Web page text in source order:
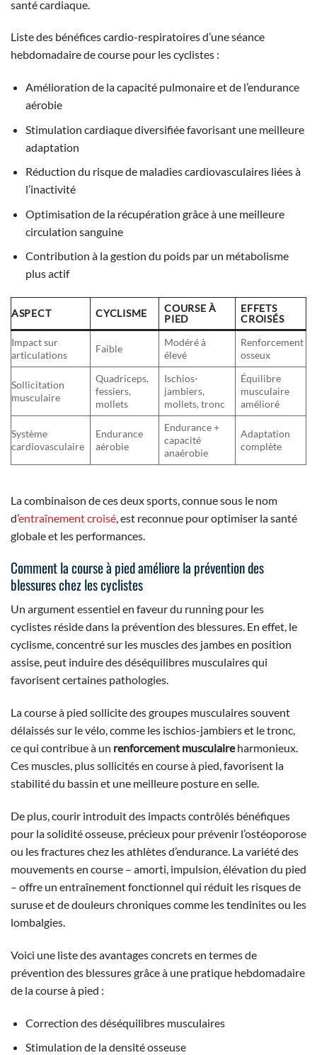
santé cardiaque.
Liste des bénéfices cardio-respiratoires d’une séance
hebdomadaire de course pour les cyclistes :
Amélioration de la capacité pulmonaire et de l’endurance
aérobie
Stimulation cardiaque diversifiée favorisant une meilleure
adaptation
Réduction du risque de maladies cardiovasculaires liées à
l’inactivité
Optimisation de la récupération grâce à une meilleure
circulation sanguine
Contribution à la gestion du poids par un métabolisme
plus actif
ASPECT CYCLISME
COURSE À
PIED
EFFETS
CROISÉS
Impact sur
articulations
Faible
Modéré à
élevé
Renforcement
osseux
Sollicitation
musculaire
Quadriceps,
fessiers,
mollets
Ischios-
jambiers,
mollets, tronc
Équilibre
musculaire
amélioré
Système
cardiovasculaire
Endurance
aérobie
Endurance +
capacité
anaérobie
Adaptation
complète
La combinaison de ces deux sports, connue sous le nom
d’entraînement croisé, est reconnue pour optimiser la santé
globale et les performances.
Comment la course à pied améliore la prévention des
blessures chez les cyclistes
Un argument essentiel en faveur du running pour les
cyclistes réside dans la prévention des blessures. En effet, le
cyclisme, concentré sur les muscles des jambes en position
assise, peut induire des déséquilibres musculaires qui
favorisent certaines pathologies.
La course à pied sollicite des groupes musculaires souvent
délaissés sur le vélo, comme les ischios-jambiers et le tronc,
ce qui contribue à un renforcement musculaireharmonieux.
Ces muscles, plus sollicités en course à pied, favorisent la
stabilité du bassin et une meilleure posture en selle.
De plus, courir introduit des impacts contrôlés bénéfiques
pour la solidité osseuse, précieux pour prévenir l’ostéoporose
ou les fractures chez les athlètes d’endurance. La variété des
mouvements en course – amorti, impulsion, élévation du pied
– offre un entraînement fonctionnel qui réduit les risques de
suruse et de douleurs chroniques comme les tendinites ou les
lombalgies.
Voici une liste des avantages concrets en termes de
prévention des blessures grâce à une pratique hebdomadaire
de la course à pied :
Correction des déséquilibres musculaires
Stimulation de la densité osseuse